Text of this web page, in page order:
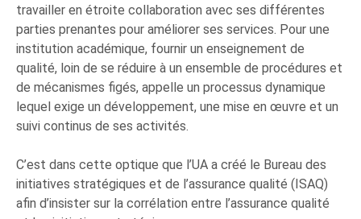
travailler en étroite collaboration avec ses différentes
parties prenantes pour améliorer ses services. Pour une
institution académique, fournir un enseignement de
qualité, loin de se réduire à un ensemble de procédures et
de mécanismes figés, appelle un processus dynamique
lequel exige un développement, une mise en œuvre et un
suivi continus de ses activités.
C’est dans cette optique que l’UA a créé le Bureau des
initiatives stratégiques et de l’assurance qualité (ISAQ)
afin d’insister sur la corrélation entre l’assurance qualité